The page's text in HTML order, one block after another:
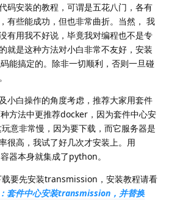
码安装的教程，可谓是五花八门，各有
有些能成功，但也非常曲折。当然， 我
有用我不好说，毕竟我对编程也不是专
就是这种方法对小白非常不友好，安装
能搞定的。除非一切顺利，否则一旦碰
小白操作的角度考虑，推荐大家用套件
方法中更推荐docker，因为套件中心安
意非常慢，因为要下载，而它服务器是
很高，我试了好几次才安装上。用
器本身就集成了python。
要先安装transmission，安装教程请看
套件中心安装transmission，并替换